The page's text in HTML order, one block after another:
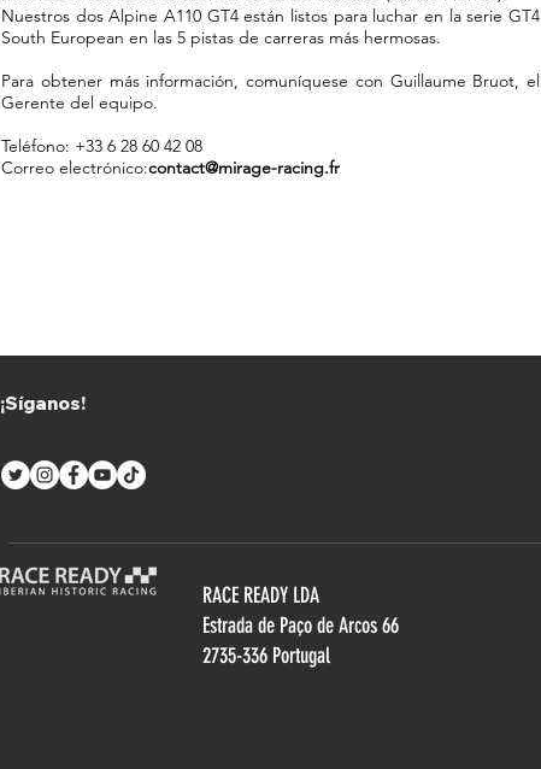
Nuestros dos Alpine A110 GT4 están listos para luchar en la serie GT4
South European en las 5 pistas de carreras más hermosas.
Para obtener más información, comuníquese con Guillaume Bruot, el
Gerente del equipo.
Teléfono: +33 6 28 60 42 08
Correo electrónico:contact@mirage-racing.fr
¡Síganos!
RACE READY LDA
Estrada de Paço de Arcos 66
2735-336 Portugal